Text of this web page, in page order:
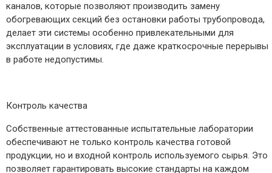
каналов, которые позволяют производить замену
обогревающих секций без остановки работы трубопровода,
делает эти системы особенно привлекательными для
эксплуатации в условиях, где даже краткосрочные перерывы
в работе недопустимы.
Контроль качества
Собственные аттестованные испытательные лаборатории
обеспечивают не только контроль качества готовой
продукции, но и входной контроль используемого сырья. Это
позволяет гарантировать высокие стандарты на каждом